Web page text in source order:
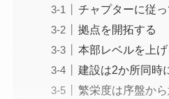
チャプターに従
拠点を開拓する
本部レベルを上
建設は2か所同時
繁栄度は序盤か